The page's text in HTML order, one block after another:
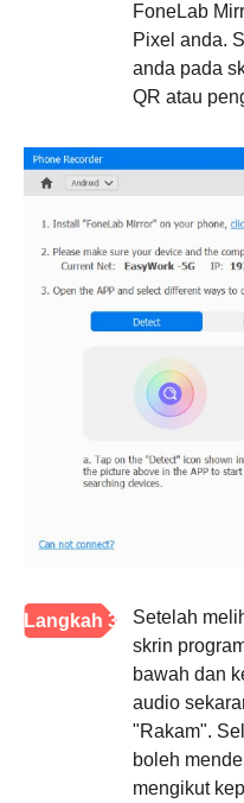
FoneLab
Pixel anda.
anda pada
QR atau
Langkah 3
Setelah
skrin
bawah dan
audio
"Rakam".
boleh
mengikut